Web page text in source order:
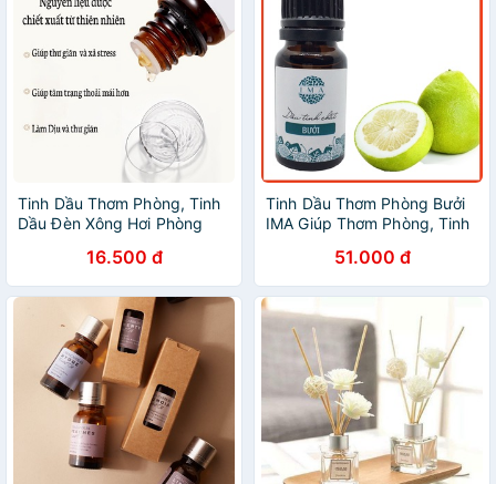
Tinh Dầu Thơm Phòng, Tinh
Dầu Đèn Xông Hơi Phòng
16.500 đ
Tinh Dầu Thơm Phòng Bưởi
IMA Giúp Thơm Phòng, Tinh
51.000 đ